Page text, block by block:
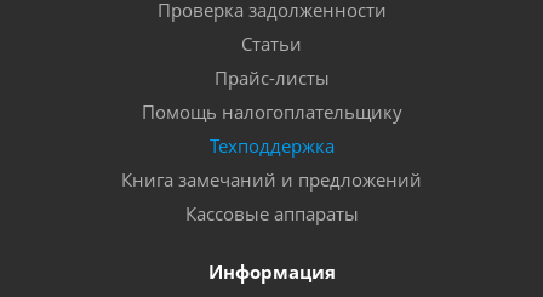
Проверка задолженности
Статьи
Прайс-листы
Помощь налогоплательщику
Техподдержка
Книга замечаний и предложений
Кассовые аппараты
Информация